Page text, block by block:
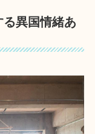
異国情緒あ